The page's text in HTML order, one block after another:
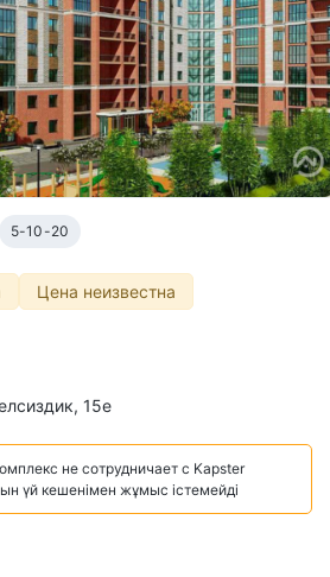
5-10-20
Цена неизвестна
15е
не сотрудничает с Kapster
үй кешенімен жұмыс істемейді